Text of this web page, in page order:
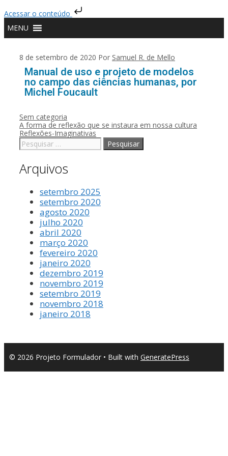
Acessar o conteúdo
MENU
8 de setembro de 2020 Por Samuel R. de Mello
Manual de uso e projeto de modelos
no campo das ciências humanas, por
Michel Foucault
Sem categoria
A forma de reflexão que se instaura em nossa cultura
Reflexões-Imaginativas
Arquivos
setembro 2025
setembro 2020
agosto 2020
julho 2020
abril 2020
março 2020
fevereiro 2020
janeiro 2020
dezembro 2019
novembro 2019
setembro 2019
novembro 2018
janeiro 2018
© 2026 Projeto Formulador • Built with GeneratePress